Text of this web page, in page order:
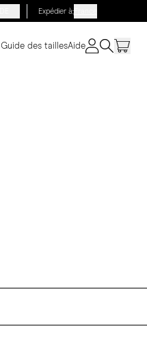
Expédier à:France
Guide des taillesAide